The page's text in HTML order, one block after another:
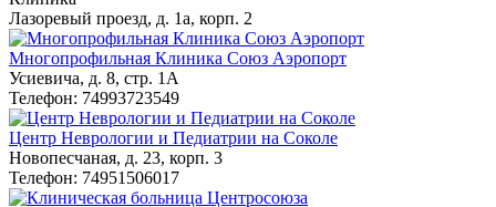
Лазоревый проезд, д. 1а, корп. 2
Многопрофильная Клиника Союз Аэропорт
Усиевича, д. 8, стр. 1А
Телефон: 74993723549
Центр Неврологии и Педиатрии на Соколе
Новопесчаная, д. 23, корп. 3
Телефон: 74951506017